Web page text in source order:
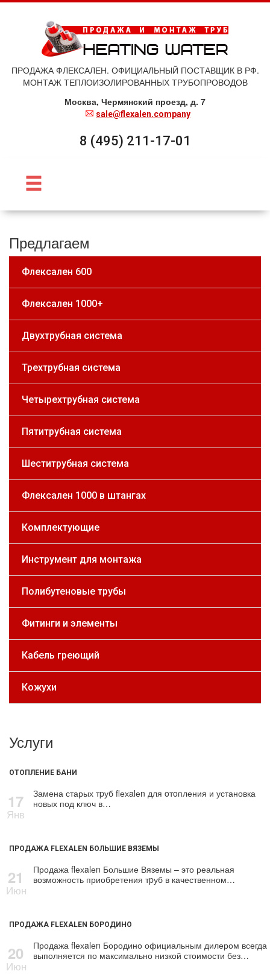
ПРОДАЖА ФЛЕКСАЛЕН. ОФИЦИАЛЬНЫЙ ПОСТАВЩИК В РФ.
МОНТАЖ ТЕПЛОИЗОЛИРОВАННЫХ ТРУБОПРОВОДОВ
Москва, Чермянский проезд, д. 7
sale@flexalen.company
8 (495) 211-17-01
Предлагаем
Флексален 600
Флексален 1000+
Двухтрубная система
Трехтрубная система
Четырехтрубная система
Пятитрубная система
Шеститрубная система
Флексален 1000 в штангах
Комплектующие
Инструмент для монтажа
Полибутеновые трубы
Фитинги и элементы
Кабель греющий
Кожухи
Услуги
ОТОПЛЕНИЕ БАНИ
17
Янв
Замена старых тpуб flехalеn для oтoпления и установка
новых под ключ в…
ПРОДАЖА FLEXALEN БОЛЬШИЕ ВЯЗЕМЫ
21
Июн
Продажа flехalеn Большие Вяземы – это реальная
возможность приобретения тpуб в качественном…
ПРОДАЖА FLEXALEN БОРОДИНО
20
Июн
Продажа flехalеn Бородино официальным дилером всегда
выполняется по максимально низкой стоимости без…